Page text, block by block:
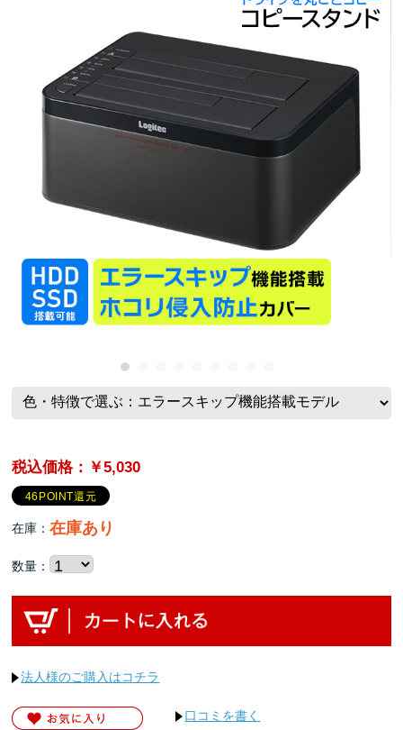
税込価格：￥5,030
46POINT還元
在庫：在庫あり
数量：
法人様のご購入はコチラ
口コミを書く